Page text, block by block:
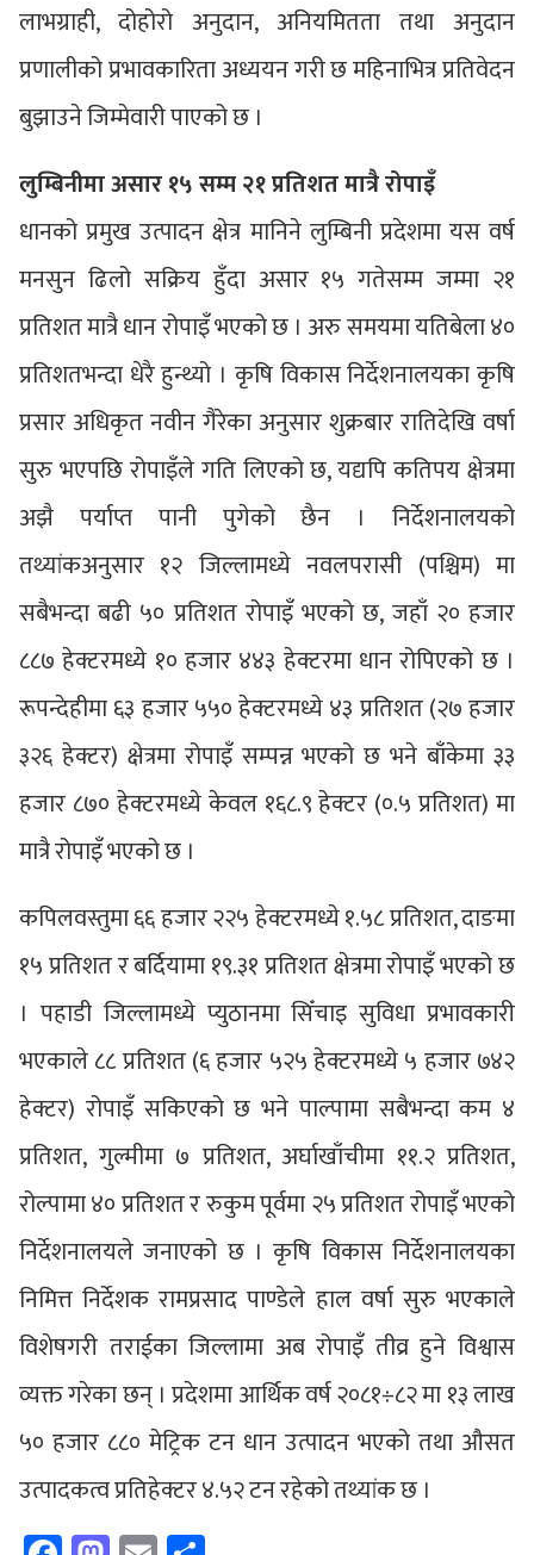
लाभग्राही, दोहोरो अनुदान, अनियमितता तथा अनुदान
प्रणालीको प्रभावकारिता अध्ययन गरी छ महिनाभित्र प्रतिवेदन
बुझाउने जिम्मेवारी पाएको छ ।
लुम्बिनीमा असार १५ सम्म २१ प्रतिशत मात्रै रोपाइँ
धानको प्रमुख उत्पादन क्षेत्र मानिने लुम्बिनी प्रदेशमा यस वर्ष
मनसुन ढिलो सक्रिय हुँदा असार १५ गतेसम्म जम्मा २१
प्रतिशत मात्रै धान रोपाइँ भएको छ । अरु समयमा यतिबेला ४०
प्रतिशतभन्दा धेरै हुन्थ्यो । कृषि विकास निर्देशनालयका कृषि
प्रसार अधिकृत नवीन गैरेका अनुसार शुक्रबार रातिदेखि वर्षा
सुरु भएपछि रोपाइँले गति लिएको छ, यद्यपि कतिपय क्षेत्रमा
अझै पर्याप्त पानी पुगेको छैन । निर्देशनालयको
तथ्यांकअनुसार १२ जिल्लामध्ये नवलपरासी (पश्चिम) मा
सबैभन्दा बढी ५० प्रतिशत रोपाइँ भएको छ, जहाँ २० हजार
८८७ हेक्टरमध्ये १० हजार ४४३ हेक्टरमा धान रोपिएको छ ।
रूपन्देहीमा ६३ हजार ५५० हेक्टरमध्ये ४३ प्रतिशत (२७ हजार
३२६ हेक्टर) क्षेत्रमा रोपाइँ सम्पन्न भएको छ भने बाँकेमा ३३
हजार ८७० हेक्टरमध्ये केवल १६८.९ हेक्टर (०.५ प्रतिशत) मा
मात्रै रोपाइँ भएको छ ।
कपिलवस्तुमा ६६ हजार २२५ हेक्टरमध्ये १.५८ प्रतिशत, दाङमा
१५ प्रतिशत र बर्दियामा १९.३१ प्रतिशत क्षेत्रमा रोपाइँ भएको छ
। पहाडी जिल्लामध्ये प्युठानमा सिँचाइ सुविधा प्रभावकारी
भएकाले ८८ प्रतिशत (६ हजार ५२५ हेक्टरमध्ये ५ हजार ७४२
हेक्टर) रोपाइँ सकिएको छ भने पाल्पामा सबैभन्दा कम ४
प्रतिशत, गुल्मीमा ७ प्रतिशत, अर्घाखाँचीमा ११.२ प्रतिशत,
रोल्पामा ४० प्रतिशत र रुकुम पूर्वमा २५ प्रतिशत रोपाइँ भएको
निर्देशनालयले जनाएको छ । कृषि विकास निर्देशनालयका
निमित्त निर्देशक रामप्रसाद पाण्डेले हाल वर्षा सुरु भएकाले
विशेषगरी तराईका जिल्लामा अब रोपाइँ तीव्र हुने विश्वास
व्यक्त गरेका छन् । प्रदेशमा आर्थिक वर्ष २०८१÷८२ मा १३ लाख
५० हजार ८८० मेट्रिक टन धान उत्पादन भएको तथा औसत
उत्पादकत्व प्रतिहेक्टर ४.५२ टन रहेको तथ्यांक छ ।